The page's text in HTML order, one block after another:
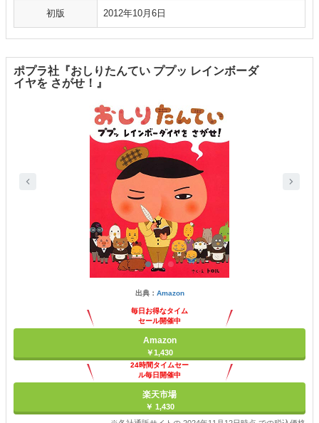
初版 2012年10月6日
ポプラ社『おしりたんてい ププッ レインボーダ
イヤを さがせ！』
出典： Amazon
毎日お得なタイム
セール開催中
Amazon
￥1,430
24時間タイムセー
ル毎日開催中
楽天市場
￥ 1,430